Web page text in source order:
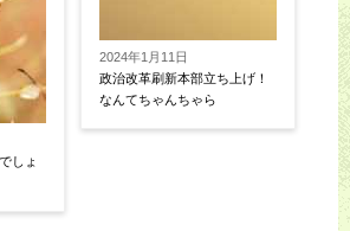
しょ
2024年1月11日
政治改革刷新本部立ち上げ！
なんてちゃんちゃら